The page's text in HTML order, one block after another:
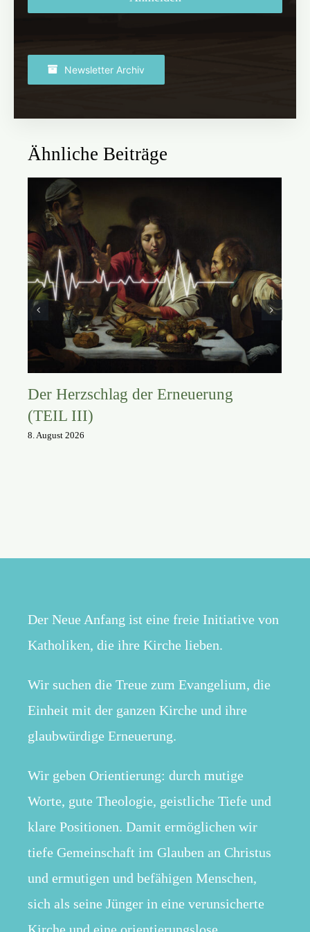
Newsletter Archiv
Ähnliche Beiträge
Der Herzschlag der Erneuerung
(TEIL III)
8. August 2026
Der Neue Anfang ist eine freie Initiative von
Katholiken, die ihre Kirche lieben.
Wir suchen die Treue zum Evangelium, die
Einheit mit der ganzen Kirche und ihre
glaubwürdige Erneuerung.
Wir geben Orientierung: durch mutige
Worte, gute Theologie, geistliche Tiefe und
klare Positionen. Damit ermöglichen wir
tiefe Gemeinschaft im Glauben an Christus
und ermutigen und befähigen Menschen,
sich als seine Jünger in eine verunsicherte